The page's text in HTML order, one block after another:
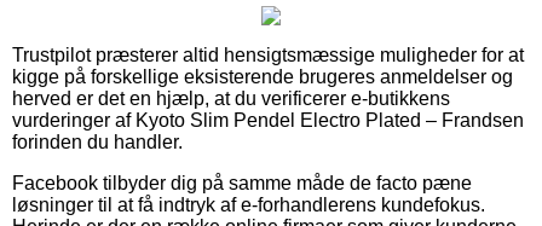
Trustpilot præsterer altid hensigtsmæssige muligheder for at
kigge på forskellige eksisterende brugeres anmeldelser og
herved er det en hjælp, at du verificerer e-butikkens
vurderinger af Kyoto Slim Pendel Electro Plated – Frandsen
forinden du handler.
Facebook tilbyder dig på samme måde de facto pæne
løsninger til at få indtryk af e-forhandlerens kundefokus.